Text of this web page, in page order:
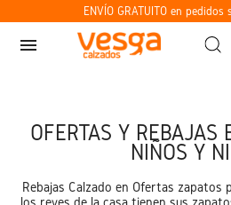
ENVÍO GRATUITO en
menu
OFERTAS Y REBAJAS
NIÑOS Y
Rebajas Calzado en Ofertas zapatos
los reyes de la casa tienen sus